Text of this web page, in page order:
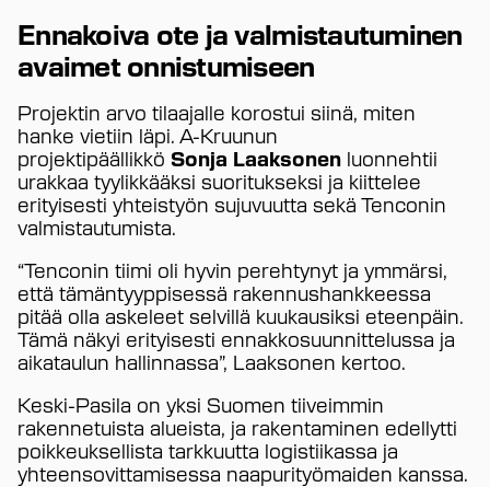
Ennakoiva ote ja valmistautuminen
avaimet onnistumiseen
Projektin arvo tilaajalle korostui siinä, miten
hanke vietiin läpi. A-Kruunun
projektipäällikkö Sonja Laaksonen luonnehtii
urakkaa tyylikkääksi suoritukseksi ja kiittelee
erityisesti yhteistyön sujuvuutta sekä Tenconin
valmistautumista.
“Tenconin tiimi oli hyvin perehtynyt ja ymmärsi,
että tämäntyyppisessä rakennushankkeessa
pitää olla askeleet selvillä kuukausiksi eteenpäin.
Tämä näkyi erityisesti ennakkosuunnittelussa ja
aikataulun hallinnassa”, Laaksonen kertoo.
Keski-Pasila on yksi Suomen tiiveimmin
rakennetuista alueista, ja rakentaminen edellytti
poikkeuksellista tarkkuutta logistiikassa ja
yhteensovittamisessa naapurityömaiden kanssa.